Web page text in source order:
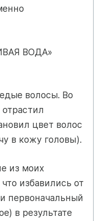
ВОДА»
волосы. Во
цвет волос
в кожу головы).
из моих
избавились от
первоначальный
в результате